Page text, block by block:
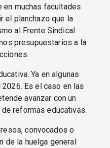
en muchas facultades
el planchazo que la
al Frente Sindical
presupuestarios a la
Ya en algunas
Es el caso en las
avanzar con un
reformas educativas.
convocados o
de la huelga general